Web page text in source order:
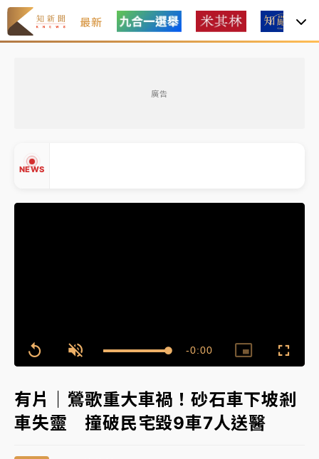
最新
廣告
NEWS
中信慈善基金會想增加董事人數！辜仲諒向法院聲請遭
駁 理由曝光
故宮《龍藏經》特展第2檔！今線上預約開賣一度塞車
女律師陳昱瑄詐慈濟10億！黃金158kg遭查扣畫面曝光
及載板皆走弱
中信慈善基金會想增加董事人數！辜仲諒向法院聲請遭
Replay Unmute Loaded
100.00%
Remaining
-0:00
Picture-
in-
有片｜鶯歌重大車禍！砂石車下坡剎
車失靈 撞破民宅毀9車7人送醫